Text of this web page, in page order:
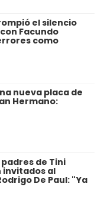
el silencio
Facundo
como
nueva placa de
Hermano:
de Tini
invitados al
De Paul: "Ya